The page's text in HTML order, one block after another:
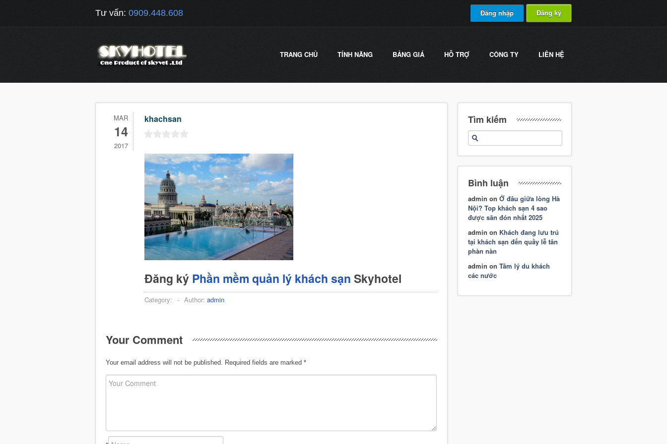
Tư vấn: 0909.448.608 Đăng nhập Đăng ký
TRANG CHỦ TÍNH NĂNG BẢNG GIÁ HỖ TRỢ CÔNG TY LIÊN HỆ
MAR
14
2017
khachsan
Đăng ký Phần mềm quản lý khách sạn Skyhotel
Category: - Author: admin
Your Comment
Your email address will not be published. Required fields are marked *
Tìm kiếm
Bình luận
admin on Ở đâu giữa lòng Hà
Nội? Top khách sạn 4 sao
được săn đón nhất 2025
admin on Khách đang lưu trú
tại khách sạn đến quầy lễ tân
phàn nàn
admin on Tâm lý du khách
các nước